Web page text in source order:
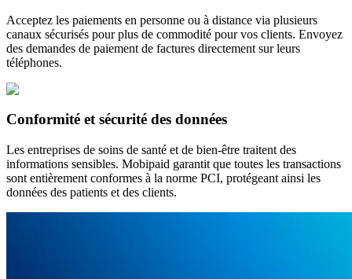
Acceptez les paiements en personne ou à distance via plusieurs
canaux sécurisés pour plus de commodité pour vos clients. Envoyez
des demandes de paiement de factures directement sur leurs
téléphones.
Conformité et sécurité des données
Les entreprises de soins de santé et de bien-être traitent des
informations sensibles. Mobipaid garantit que toutes les transactions
sont entièrement conformes à la norme PCI, protégeant ainsi les
données des patients et des clients.